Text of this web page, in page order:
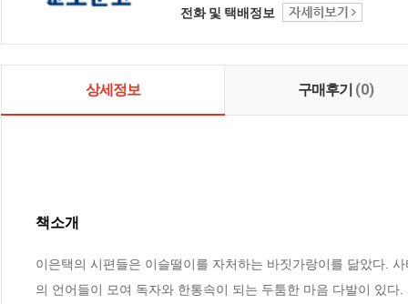
전화 및 택배정보
상세정보 구매후기 (0)
책소개
이은택의 시편들은 이슬떨이를 자처하는 바짓가랑이를 닮았다.
의 언어들이 모여 독자와 한통속이 되는 두툼한 마음 다발이 있